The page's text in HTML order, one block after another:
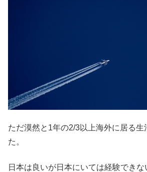
ただ漠然と1年の2/3以上海外に居る生
た。
日本は良いが日本にいては経験でき